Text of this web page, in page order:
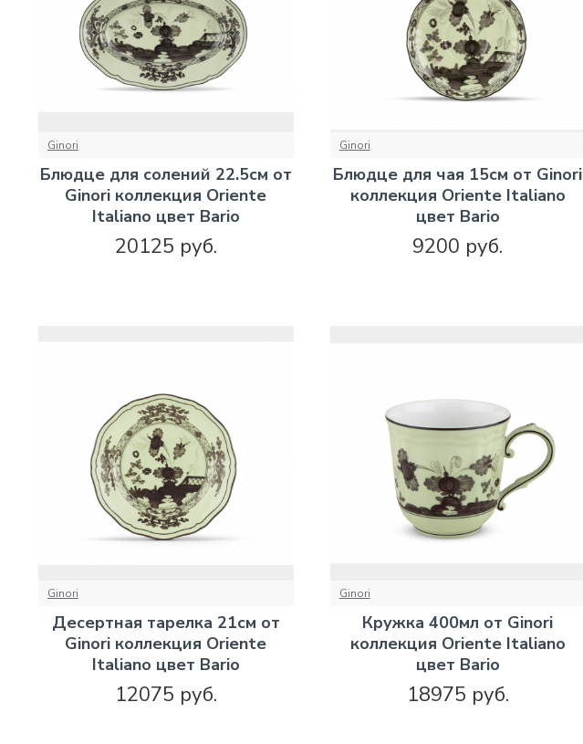
Ginori
Блюдце для солений 22.5см от
Ginori коллекция Oriente
Italiano цвет Bario
20125 руб.
Ginori
Блюдце для чая 15см от Ginori
коллекция Oriente Italiano
цвет Bario
9200 руб.
Ginori
Десертная тарелка 21см от
Ginori коллекция Oriente
Italiano цвет Bario
12075 руб.
Ginori
Кружка 400мл от Ginori
коллекция Oriente Italiano
цвет Bario
18975 руб.